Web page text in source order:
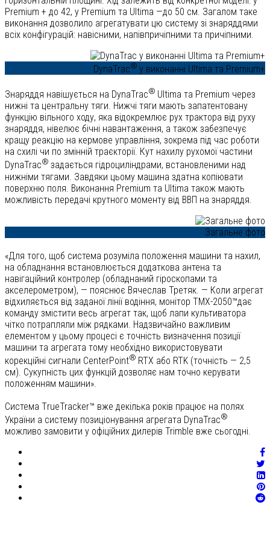
Premium + до 42, у Premium та Ultima —до 50 см. Загалом таке
виконання дозволило агрегатувати цю систему зі знаряддями
всіх конфігурацій: навісними, напівпричіпними та причіпними.
DynaTrac® у виконанні Ultima та Premium+
Знаряддя навішується на DynaTrac® Ultima та Premium через
нижні та центральну тяги. Нижчі тяги мають запатентовану
функцію вільного ходу, яка відокремлює рух трактора від руху
знаряддя, нівелює бічні навантаження, а також забезпечує
кращу реакцію на кермове управління, зокрема під час роботи
на схилі чи по змінній траєкторії. Кут нахилу рухомої частини
DynaTrac® задається гідроциліндрами, встановленими над
нижніми тягами. Завдяки цьому машина здатна копіювати
поверхню поля. Виконання Premium та Ultima також мають
можливість передачі крутного моменту від ВВП на знаряддя.
Загальне фото
«Для того, щоб система розуміла положення машини та нахил,
на обладнання встановлюється додаткова антена та
навігаційний контролер (обладнаний гіроскопами та
акселерометром), — пояснює Вячеслав Третяк. — Коли агрегат
відхиляється від заданої лінії водіння, монітор ТМХ-2050™дає
команду змістити весь агрегат так, щоб лапи культиватора
чітко потрапляли між рядками. Надзвичайно важливим
елементом у цьому процесі є точність визначення позиції
машини та агрегата тому необхідно використовувати
корекційні сигнали CenterPoint® RTX або RTK (точність — 2,5
см). Сукупність цих функцій дозволяє нам точно керувати
положенням машини».
Система ТrueTracker™ вже декілька років працює на полях
України а систему позиціонування агрегата DynaTrac®
можливо замовити у офіційних дилерів Trimble вже сьогодні.